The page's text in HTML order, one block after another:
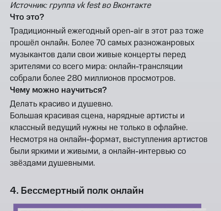
Источник: группа vk fest во Вконтакте
Что это?
Традиционный ежегодный open-air в этот раз тоже
прошёл онлайн. Более 70 самых разножанровых
музыкантов дали свои живые концерты перед
зрителями со всего мира: онлайн-трансляции
собрали более 280 миллионов просмотров.
Чему можно научиться?
Делать красиво и душевно.
Большая красивая сцена, нарядные артисты и
классный ведущий нужны не только в офлайне.
Несмотря на онлайн-формат, выступления артистов
были яркими и живыми, а онлайн-интервью со
звёздами душевными.
4. Бессмертный полк онлайн